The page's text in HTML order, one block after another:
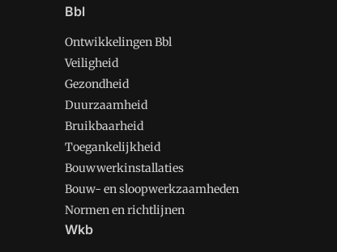
Bbl
Ontwikkelingen Bbl
Veiligheid
Gezondheid
Duurzaamheid
Bruikbaarheid
Toegankelijkheid
Bouwwerkinstallaties
Bouw- en sloopwerkzaamheden
Normen en richtlijnen
Wkb